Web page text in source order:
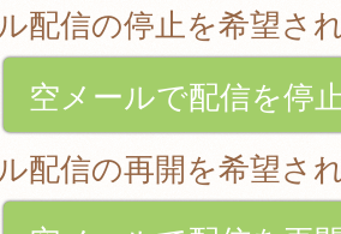
配信の停止を希望さ
空メールで配信を停
配信の再開を希望さ